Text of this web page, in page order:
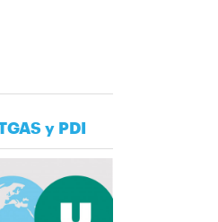
y PDI